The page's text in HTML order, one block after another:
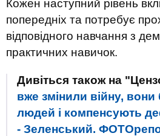
Кожен наступний рівень
попередніх та потребує
відповідного навчання з
практичних навичок.
Дивіться також на
вже змінили війну,
людей і компенсують
- Зеленський.